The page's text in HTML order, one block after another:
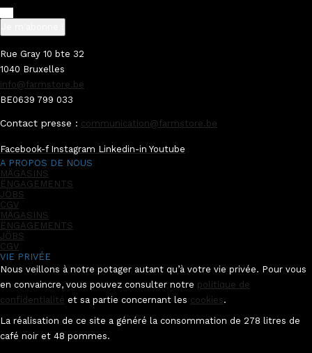
Rue Gray 10 bte 32
1040 Bruxelles
info@farmstore.be
BE0639 799 033
Contact presse : communication@farmstore.be
Facebook-f Instagram Linkedin-in Youtube
A PROPOS DE NOUS
MÄGASINS
ËNGAGEMENTS
JÖBS
CGV
MÄGASINS
ËNGAGEMENTS
JÖBS
CGV
VIE PRIVÉE
Nous veillons à notre potager autant qu’à votre vie privée. Pour vous
en convaincre, vous pouvez consulter notre politique de
confidentialité et sa partie concernant les cookies.
La réalisation de ce site a généré la consommation de 278 litres de
café noir et 48 pommes.